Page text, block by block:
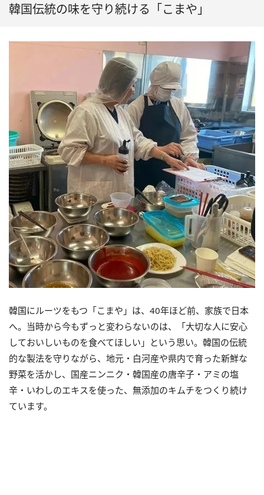
韓国伝統の味を守り続ける「こまや」
韓国にルーツをもつ「こまや」は、40年ほど前、家族で日本
へ。当時から今もずっと変わらないのは、「大切な人に安心
しておいしいものを食べてほしい」という思い。韓国の伝統
的な製法を守りながら、地元・白河産や県内で育った新鮮な
野菜を活かし、国産ニンニク・韓国産の唐辛子・アミの塩
辛・いわしのエキスを使った、無添加のキムチをつくり続け
ています。